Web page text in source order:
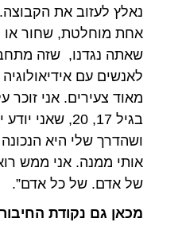
נאלץ לעזוב את
אחת מוחלטת, שחור או
שאתה נגדנו, שזה
לאנשים עם
מאוד צעירים. אני זוכר
בגיל 17, 20,
ושהדרך שלי היא
אותי ממנה. אני ממש
של אדם. של כל אדם”.
מכאן גם נקודת